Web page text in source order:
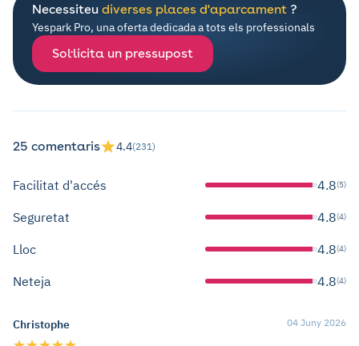
Necessiteu diverses places d'aparcament ?
Yespark Pro, una oferta dedicada a tots els professionals
Sol·licita un pressupost
25 comentaris 4.4(231)
Facilitat d'accés 4.8(5)
Seguretat 4.8(4)
Lloc 4.8(4)
Neteja 4.8(4)
Christophe 04 Juny 2026